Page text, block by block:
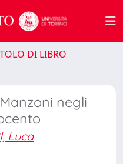
DI LIBRO
negli
Luca